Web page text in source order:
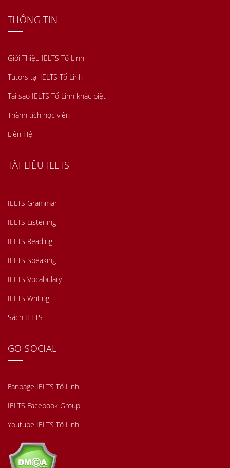
THÔNG TIN
Giới Thiệu IELTS Tố Linh
Tutors tại IELTS Tố Linh
Tại sao IELTS Tố Linh khác biệt
Thành tích học viên
Liên Hệ
TÀI LIỆU IELTS
IELTS Grammar
IELTS Listening
IELTS Reading
IELTS Speaking
IELTS Vocabulary
IELTS Writing
Sách IELTS
GO SOCIAL
Fanpage IELTS Tố Linh
IELTS Facebook Group
Youtube IELTS Tố Linh